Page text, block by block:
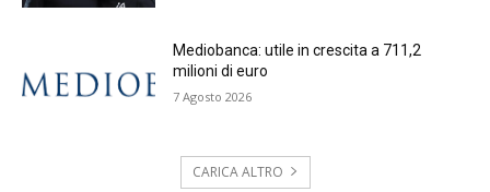
Mediobanca: utile in crescita a 711,2
milioni di euro
7 Agosto 2026
CARICA ALTRO